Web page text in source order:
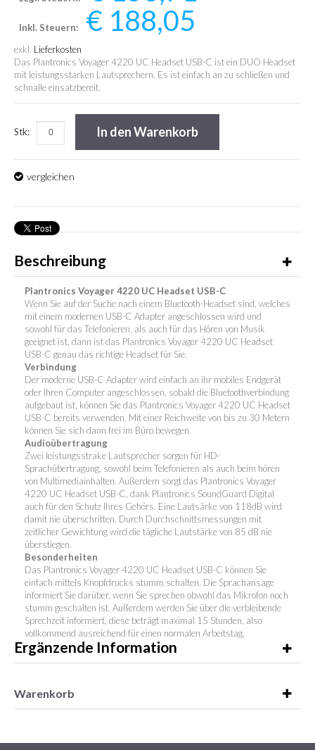
Inkl. Steuern: € 188,05
exkl. Lieferkosten
Das Plantronics Voyager 4220 UC Headset USB-C ist ein DUO Headset
mit leistungsstarken Lautsprechern. Es ist einfach an zu schließen und
schnalle einsatzbereit.
Stk: In den Warenkorb
vergleichen
Beschreibung
Plantronics Voyager 4220 UC Headset USB-C
Wenn Sie auf der Suche nach einem Bluetooth-Headset sind, welches
mit einem modernen USB-C Adapter angeschlossen wird und
sowohl für das Telefonieren, als auch für das Hören von Musik
geeignet ist, dann ist das Plantronics Voyager 4220 UC Headset
USB-C genau das richtige Headset für Sie.
Verbindung
Der moderne USB-C Adapter wird einfach an ihr mobiles Endgerät
oder Ihren Computer angeschlossen, sobald die Bluetoothverbindung
aufgebaut ist, können Sie das Plantronics Voyager 4220 UC Headset
USB-C bereits verwenden. Mit einer Reichweite von bis zu 30 Metern
können Sie sich dann frei im Büro bewegen.
Audioübertragung
Zwei leistungsstrake Lautsprecher sorgen für HD-
Sprachübertragung, sowohl beim Telefonieren als auch beim hören
von Multimediainhalten. Außerdem sorgt das Plantronics Voyager
4220 UC Headset USB-C, dank Plantronics SoundGuard Digital
auch für den Schutz Ihres Gehörs. Eine Lautsärke von 118dB wird
damit nie überschritten. Durch Durchschnittsmessungen mit
zeitlicher Gewichtung wird die tägliche Lautstärke von 85 dB nie
überstiegen.
Besonderheiten
Das Plantronics Voyager 4220 UC Headset USB-C können Sie
einfach mittels Knopfdrucks stumm schalten. Die Sprachansage
informiert Sie darüber, wenn Sie sprechen obwohl das Mikrofon noch
stumm geschalten ist. Außerdem werden Sie über die verbleibende
Sprechzeit informiert, diese beträgt maximal 15 Stunden, also
vollkommend ausreichend für einen normalen Arbeitstag.
Ergänzende Information
Warenkorb